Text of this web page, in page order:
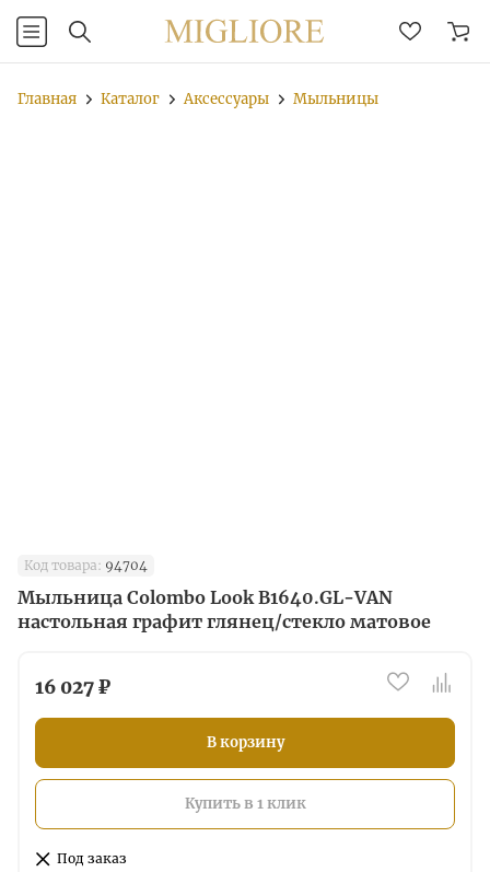
Главная Каталог Аксессуары Мыльницы
Код товара: 94704
Мыльница Colombo Look B1640.GL-VAN
настольная графит глянец/стекло матовое
16 027 ₽
В корзину
Купить в 1 клик
Под заказ